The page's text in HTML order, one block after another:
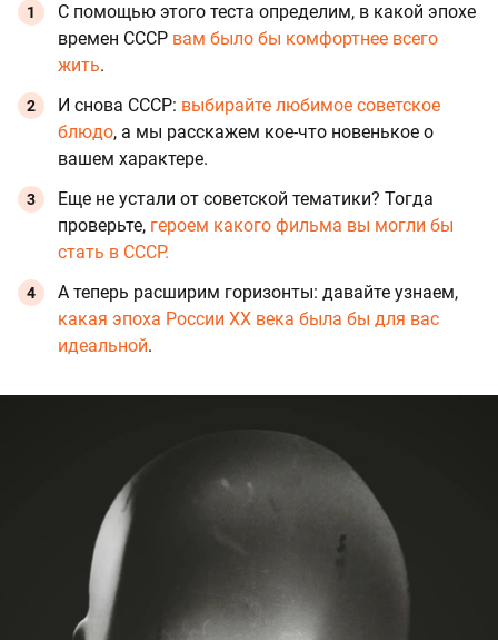
С помощью этого теста определим, в какой эпохе
времен СССР вам было бы комфортнее всего
жить.
И снова СССР: выбирайте любимое советское
блюдо, а мы расскажем кое-что новенькое о
вашем характере.
Еще не устали от советской тематики? Тогда
проверьте, героем какого фильма вы могли бы
стать в СССР.
А теперь расширим горизонты: давайте узнаем,
какая эпоха России XX века была бы для вас
идеальной.